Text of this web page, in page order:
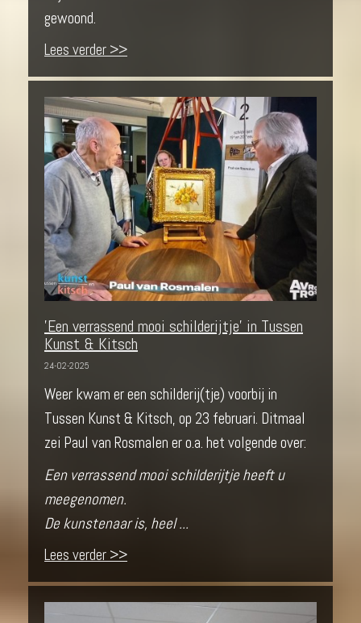
gewoond.
Lees verder >>
'Een verrassend mooi schilderijtje' in Tussen
Kunst & Kitsch
24-02-2025
Weer kwam er een schilderij(tje) voorbij in
Tussen Kunst & Kitsch, op 23 februari. Ditmaal
zei Paul van Rosmalen er o.a. het volgende over:
Een verrassend mooi schilderijtje heeft u
meegenomen.
De kunstenaar is, heel ...
Lees verder >>